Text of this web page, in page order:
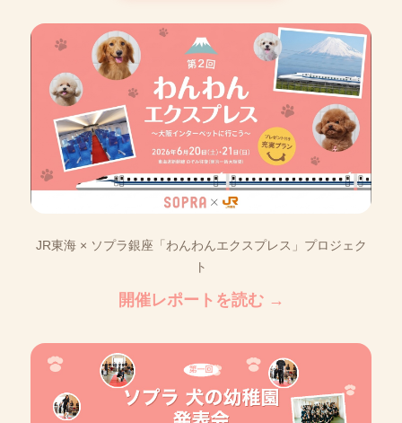
JR東海 × ソプラ銀座「わんわんエクスプレス」プロジェク
ト
開催レポートを読む →